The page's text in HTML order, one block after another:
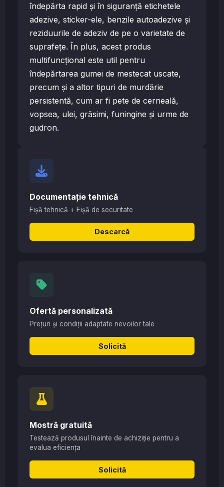
îndepărta rapid și în siguranță etichetele
adezive, sticker-ele, benzile autoadezive și
reziduurile de adeziv de pe o varietate de
suprafețe. În plus, acest produs
multifuncțional este util pentru
îndepărtarea gumei de mestecat uscate,
precum și a altor tipuri de murdărie
persistentă, cum ar fi pete de cerneală,
vopsea, ulei, grăsimi, funingine și urme de
gudron.
Documentație tehnică
Fișă tehnică + Fișă de securitate
Descarcă
Ofertă personalizată
Prețuri și condiții adaptate nevoilor tale
Solicită
Mostră gratuită
Testează produsul înainte de achiziție pentru a
evalua eficiența
Solicită